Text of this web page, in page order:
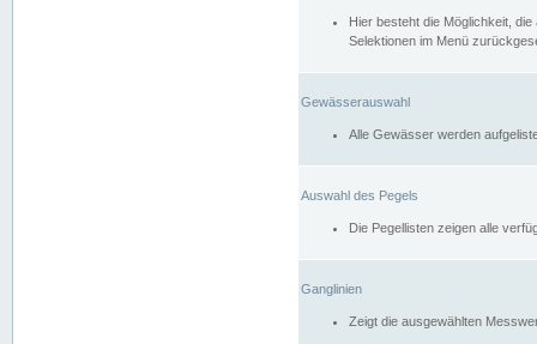
Hier besteht die Möglichkeit,
Selektionen im Menü
Gewässerauswahl
Alle Gewässer werden
Auswahl des Pegels
Die Pegellisten zeigen alle
Ganglinien
Zeigt die ausgewählten